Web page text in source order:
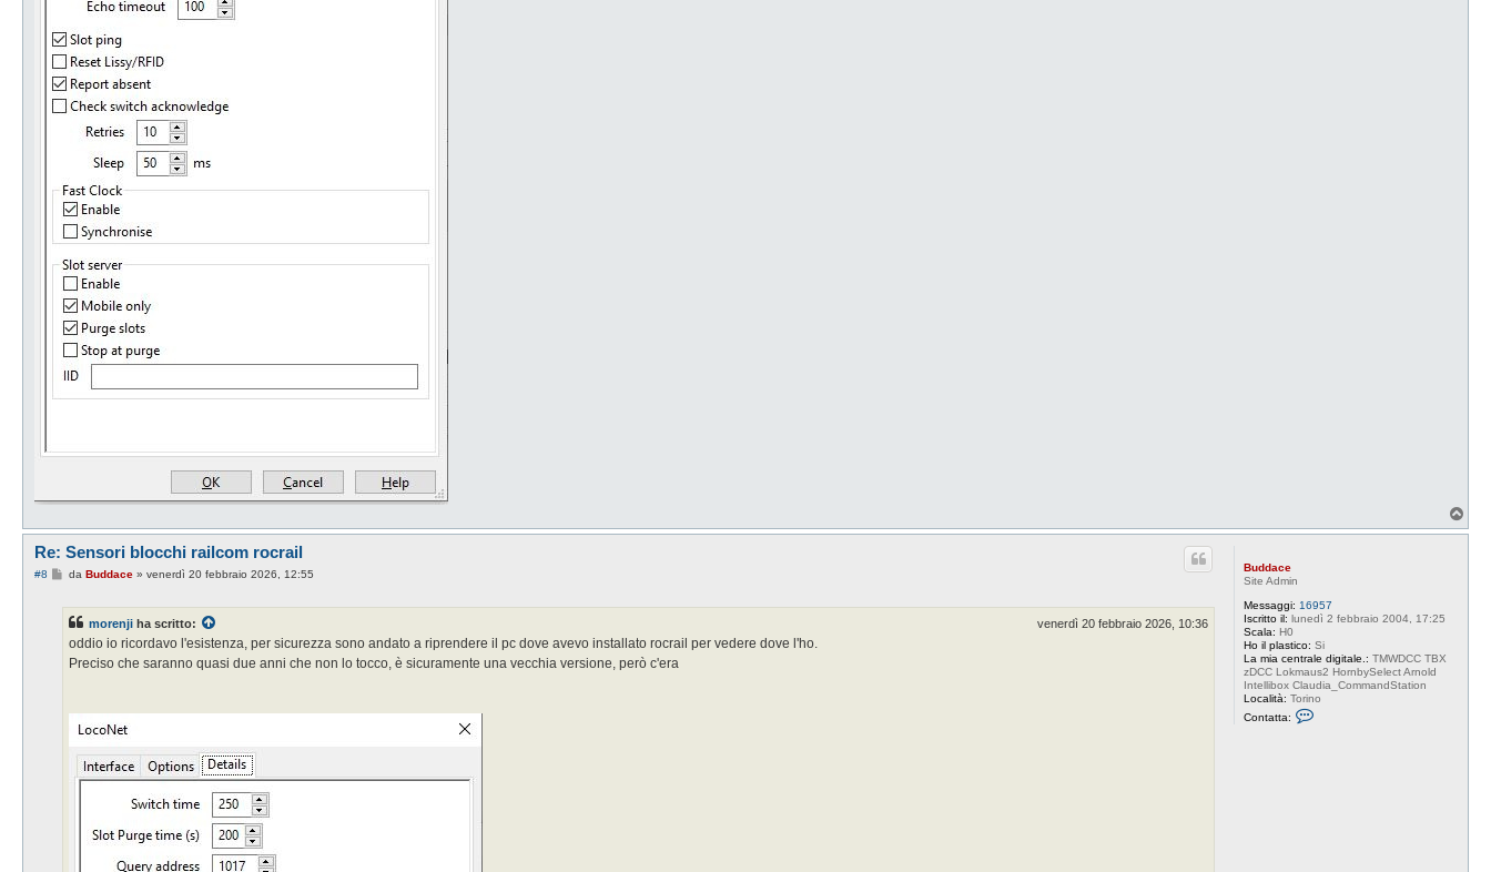
o
Buddace
Site Admin
Messaggi: 16957
Iscritto il: lunedì 2 febbraio 2004, 17:25
Scala: H0
Ho il plastico: Si
La mia centrale digitale.: TMWDCC TBX
zDCC Lokmaus2 HornbySelect Arnold
Intellibox Claudia_CommandStation
Località: Torino
Contatta:
Re: Sensori blocchi railcom rocrail
#8
M
a
g
da Buddace» venerdì 20 febbraio 2026, 12:55
morenji ha scritto: venerdì 20 febbraio 2026, 10:36
oddio io ricordavo l'esistenza, per sicurezza sono andato a riprendere il pc dove avevo installato rocrail per vedere dove l'ho.
Preciso che saranno quasi due anni che non lo tocco, è sicuramente una vecchia versione, però c'era